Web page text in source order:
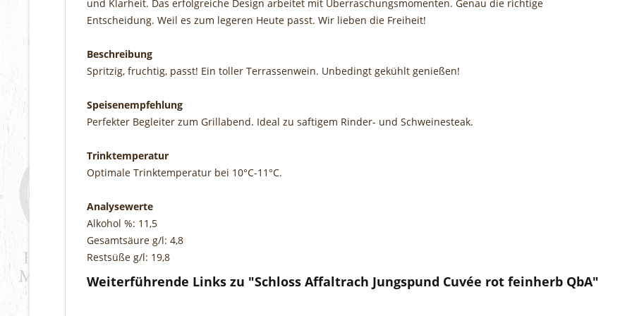
und Klarheit. Das erfolgreiche Design arbeitet mit Überraschungsmomenten. Genau die richtige
Entscheidung. Weil es zum legeren Heute passt. Wir lieben die Freiheit!
Beschreibung
Spritzig, fruchtig, passt! Ein toller Terrassenwein. Unbedingt gekühlt genießen!
Speisenempfehlung
Perfekter Begleiter zum Grillabend. Ideal zu saftigem Rinder- und Schweinesteak.
Trinktemperatur
Optimale Trinktemperatur bei 10°C-11°C.
Analysewerte
Alkohol %: 11,5
Gesamtsäure g/l: 4,8
Restsüße g/l: 19,8
Weiterführende Links zu "Schloss Affaltrach Jungspund Cuvée rot feinherb QbA"